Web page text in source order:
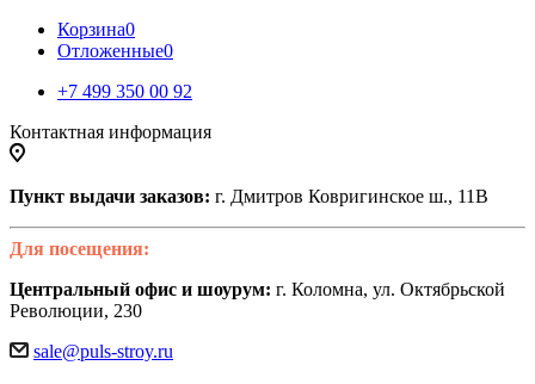
Корзина0
Отложенные0
+7 499 350 00 92
Контактная информация
Пункт выдачи заказов: г. Дмитров Ковригинское ш., 11В
Для посещения:
Центральный офис и шоурум: г. Коломна, ул. Октябрьской
Революции, 230
sale@puls-stroy.ru